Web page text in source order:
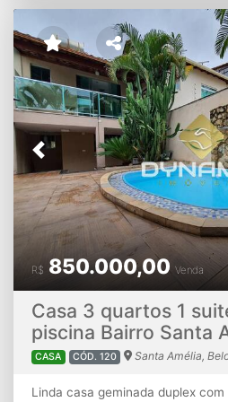
gasolina, praça, comércios
AVISO IMPORTANTE: Os
sofrer alterações ou o imóvel ser
prévio. Favor confirmar valores e
em contato conosco.
Casa 3 quartos 1
piscina Bairro Santa
CASA CÓD. 120 Santa Amélia,
Previous
R$ 850.000,00Venda
Linda casa geminada duplex